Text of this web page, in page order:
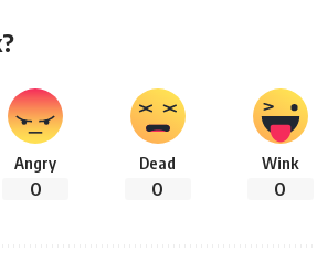
Angry
0
Dead
0
Wink
0